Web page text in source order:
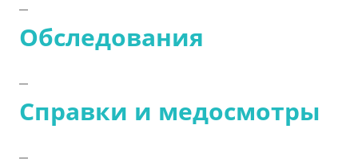
Обследования
Справки и медосмотры